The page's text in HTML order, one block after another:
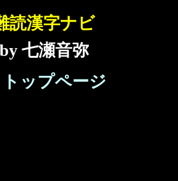
読漢字ナビ
by 七瀬音弥
ップページ